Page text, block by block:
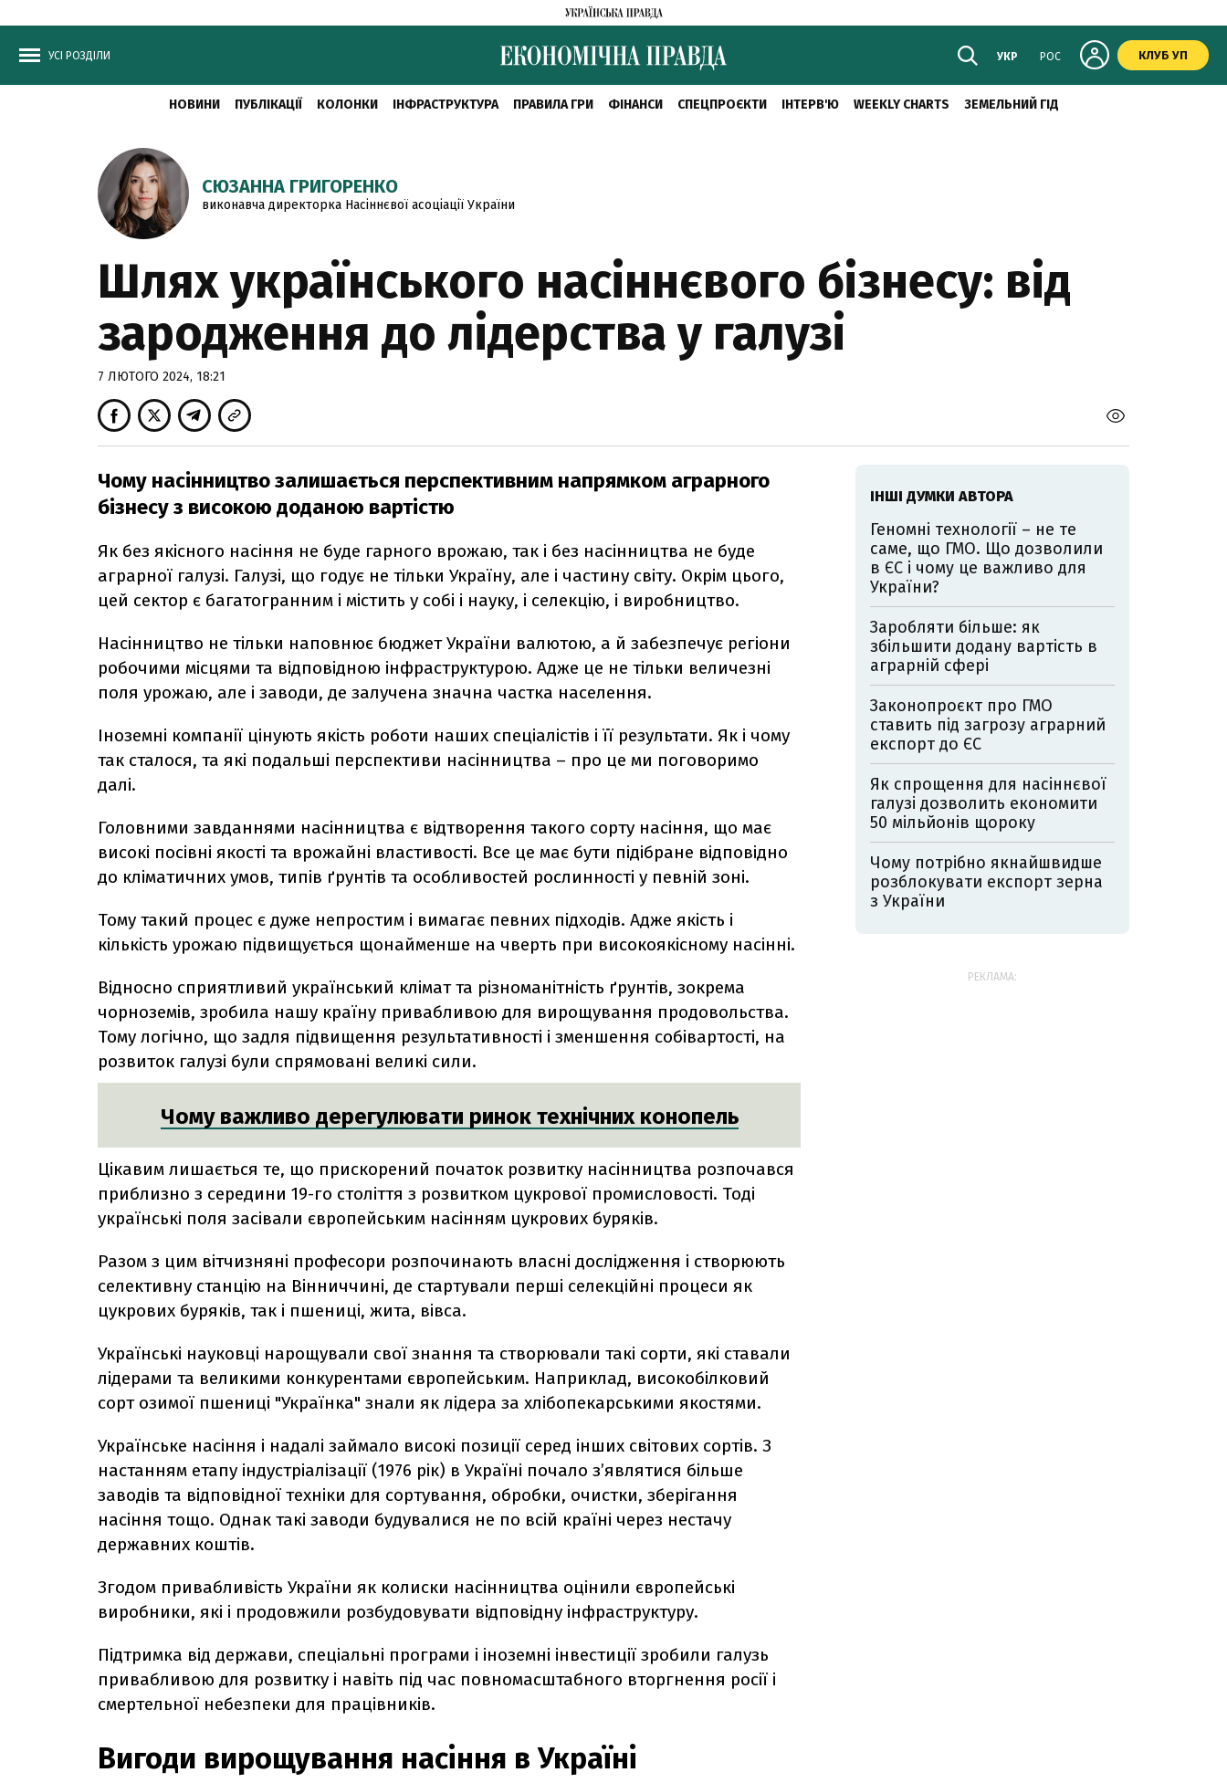
УСІ РОЗДІЛИ УКР РОС КЛУБ УП
НОВИНИ ПУБЛІКАЦІЇ КОЛОНКИ ІНФРАСТРУКТУРА ПРАВИЛА ГРИ ФІНАНСИ СПЕЦПРОЄКТИ ІНТЕРВ'Ю WEEKLY CHARTS ЗЕМЕЛЬНИЙ ГІД
СЮЗАННА ГРИГОРЕНКО
виконавча директорка Насіннєвої асоціації України
Шлях українського насіннєвого бізнесу: від
зародження до лідерства у галузі
7 ЛЮТОГО 2024, 18:21
Чому насінництво залишається перспективним напрямком аграрного
бізнесу з високою доданою вартістю
Як без якісного насіння не буде гарного врожаю, так і без насінництва не буде
аграрної галузі. Галузі, що годує не тільки Україну, але і частину світу. Окрім цього,
цей сектор є багатогранним і містить у собі і науку, і селекцію, і виробництво.
Насінництво не тільки наповнює бюджет України валютою, а й забезпечує регіони
робочими місцями та відповідною інфраструктурою. Адже це не тільки величезні
поля урожаю, але і заводи, де залучена значна частка населення.
Іноземні компанії цінують якість роботи наших спеціалістів і її результати. Як і чому
так сталося, та які подальші перспективи насінництва – про це ми поговоримо
далі.
Головними завданнями насінництва є відтворення такого сорту насіння, що має
високі посівні якості та врожайні властивості. Все це має бути підібране відповідно
до кліматичних умов, типів ґрунтів та особливостей рослинності у певній зоні.
Тому такий процес є дуже непростим і вимагає певних підходів. Адже якість і
кількість урожаю підвищується щонайменше на чверть при високоякісному насінні.
Відносно сприятливий український клімат та різноманітність ґрунтів, зокрема
чорноземів, зробила нашу країну привабливою для вирощування продовольства.
Тому логічно, що задля підвищення результативності і зменшення собівартості, на
розвиток галузі були спрямовані великі сили.
Чому важливо дерегулювати ринок технічних конопель
Цікавим лишається те, що прискорений початок розвитку насінництва розпочався
приблизно з середини 19-го століття з розвитком цукрової промисловості. Тоді
українські поля засівали європейським насінням цукрових буряків.
Разом з цим вітчизняні професори розпочинають власні дослідження і створюють
селективну станцію на Вінниччині, де стартували перші селекційні процеси як
цукрових буряків, так і пшениці, жита, вівса.
Українські науковці нарощували свої знання та створювали такі сорти, які ставали
лідерами та великими конкурентами європейським. Наприклад, високобілковий
сорт озимої пшениці "Українка" знали як лідера за хлібопекарськими якостями.
Українське насіння і надалі займало високі позиції серед інших світових сортів. З
настанням етапу індустріалізації (1976 рік) в Україні почало з’являтися більше
заводів та відповідної техніки для сортування, обробки, очистки, зберігання
насіння тощо. Однак такі заводи будувалися не по всій країні через нестачу
державних коштів.
Згодом привабливість України як колиски насінництва оцінили європейські
виробники, які і продовжили розбудовувати відповідну інфраструктуру.
Підтримка від держави, спеціальні програми і іноземні інвестиції зробили галузь
привабливою для розвитку і навіть під час повномасштабного вторгнення росії і
смертельної небезпеки для працівників.
Вигоди вирощування насіння в Україні
ІНШІ ДУМКИ АВТОРА
Геномні технології – не те
саме, що ГМО. Що дозволили
в ЄС і чому це важливо для
України?
Заробляти більше: як
збільшити додану вартість в
аграрній сфері
Законопроєкт про ГМО
ставить під загрозу аграрний
експорт до ЄС
Як спрощення для насіннєвої
галузі дозволить економити
50 мільйонів щороку
Чому потрібно якнайшвидше
розблокувати експорт зерна
з України
РЕКЛАМА: